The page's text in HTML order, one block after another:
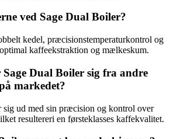
ved Sage Dual Boiler?
kedel, præcisionstemperaturkontrol og
kaffeekstraktion og mælkeskum.
Dual Boiler sig fra andre
markedet?
sig ud med sin præcision og kontrol over
resultereri en førsteklasses kaffekvalitet.